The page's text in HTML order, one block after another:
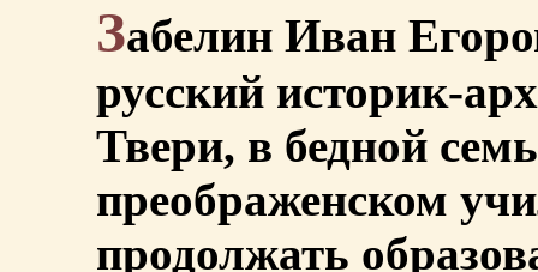
Забелин Иван
русский историк-
Твери, в бедной
преображенском
продолжать